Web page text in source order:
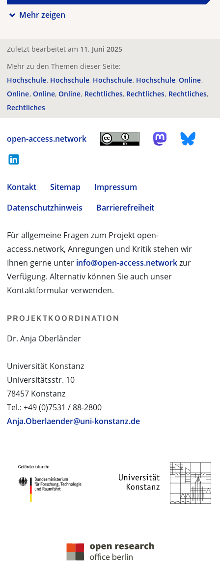
Mehr zeigen
Zuletzt bearbeitet am 11. Juni 2025
Mehr zu den Themen dieser Seite:
Hochschule Hochschule Hochschule Hochschule Online
Online Online Online Rechtliches Rechtliches Rechtliches
Rechtliches
open-access.network
Kontakt Sitemap
Impressum
Datenschutzhinweis
Barrierefreiheit
Für allgemeine Fragen zum Projekt open-
access.network, Anregungen und Kritik stehen wir
Ihnen gerne unter info@open-access.networkzur
Verfügung. Alternativ können Sie auch unser
Kontaktformular verwenden.
PROJEKTKOORDINATION
Dr. Anja Oberländer
Universität Konstanz
Universitätsstr. 10
78457 Konstanz
Tel.: +49 (0)7531 / 88-2800
Anja.Oberlaender@uni-konstanz.de